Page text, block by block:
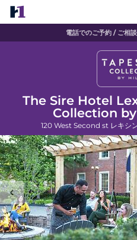
電話でのご予約 / ご相
The Sire Hotel
Collection
120 West Second st レキシ